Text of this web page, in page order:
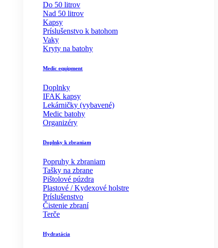
Do 50 litrov
Nad 50 litrov
Kapsy
Príslušenstvo k batohom
Vaky
Kryty na batohy
Medic equipment
Doplnky
IFAK kapsy
Lekárničky (vybavené)
Medic batohy
Organizéry
Doplnky k zbraniam
Popruhy k zbraniam
Tašky na zbrane
Pištolové púzdra
Plastové / Kydexové holstre
Príslušenstvo
Čistenie zbraní
Terče
Hydratácia